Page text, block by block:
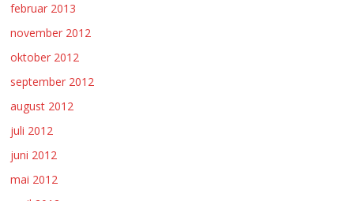
februar 2013
november 2012
oktober 2012
september 2012
august 2012
juli 2012
juni 2012
mai 2012